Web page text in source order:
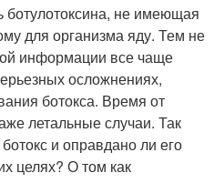
ботулотоксина, не имеющая
для организма яду. Тем не
информации все чаще
осложнениях,
ботокса. Время от
летальные случаи. Так
и оправдано ли его
целях? О том как